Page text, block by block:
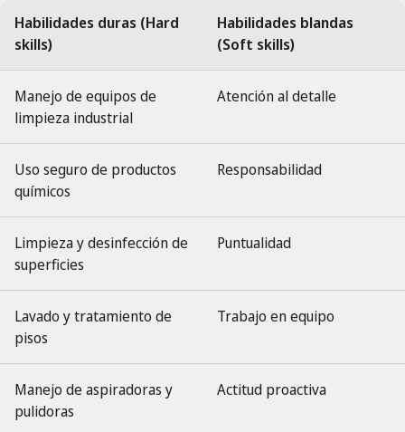
Habilidades duras (Hard
skills)
Habilidades blandas
(Soft skills)
Manejo de equipos de
limpieza industrial
Atención al detalle
Uso seguro de productos
químicos
Responsabilidad
Limpieza y desinfección de
superficies
Puntualidad
Lavado y tratamiento de
pisos
Trabajo en equipo
Manejo de aspiradoras y
pulidoras
Actitud proactiva